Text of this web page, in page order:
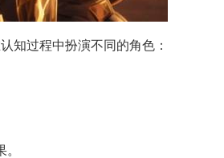
知过程中扮演不同的角色：